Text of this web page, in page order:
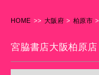
HOME >> 大阪府 > 柏原市 >
宮脇書店大阪柏原店